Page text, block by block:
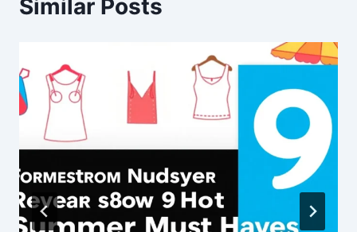
Similar Posts